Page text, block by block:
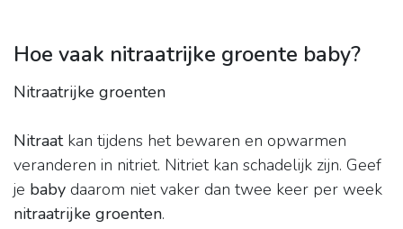
Hoe vaak nitraatrijke groente baby?
Nitraatrijke groenten
Nitraatkan tijdens het bewaren en opwarmen
veranderen in nitriet. Nitriet kan schadelijk zijn. Geef
je baby daarom niet vaker dan twee keer per week
nitraatrijke groenten.